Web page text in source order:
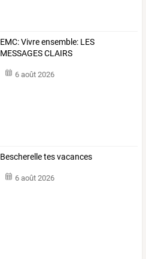
EMC: Vivre ensemble: LES
MESSAGES CLAIRS
6 août 2026
Bescherelle tes vacances
6 août 2026